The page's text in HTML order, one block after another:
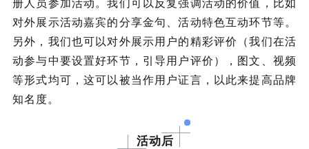
对外展示活动嘉宾的分享金句、活动特色互动环节等。
另外，我们也可以对外展示用户的精彩评价（我们在活
动参与中要设置好环节，引导用户评价），图文、视频
等形式均可，这可以被当作用户证言，以此来提高品牌
知名度。
活动后